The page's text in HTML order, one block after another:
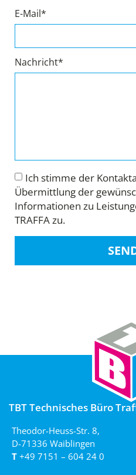
E-Mail*
Nachricht*
Ich stimme der
Übermittlung der
Informationen zu
TRAFFA zu.
TBT Technisches Büro
Theodor-Heuss-Str. 8,
D-71336 Waiblingen
T +49 7151 – 604 24 0